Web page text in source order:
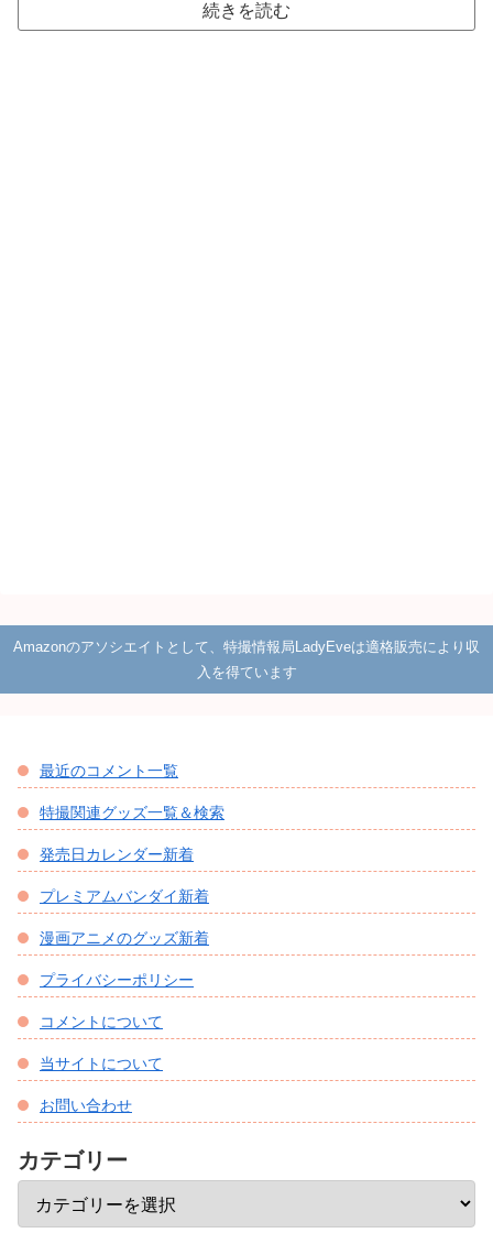
続きを読む
Amazonのアソシエイトとして、特撮情報局LadyEveは適格販売により収
入を得ています
最近のコメント一覧
特撮関連グッズ一覧＆検索
発売日カレンダー新着
プレミアムバンダイ新着
漫画アニメのグッズ新着
プライバシーポリシー
コメントについて
当サイトについて
お問い合わせ
カテゴリー